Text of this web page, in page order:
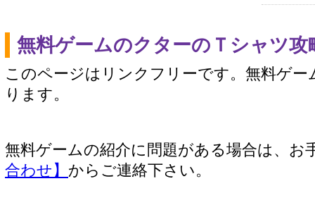
無料ゲームのクターのＴシャツ
このページはリンクフリーです。無料ゲー
ります。
無料ゲームの紹介に問題がある場合は、お
合わせ】 からご連絡下さい。